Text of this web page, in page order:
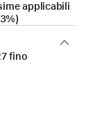
applicabili
fino